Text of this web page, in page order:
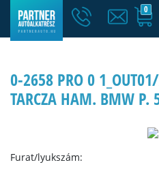
0
0-2658 PRO 0
TARCZA HAM. BMW P.
Furat/lyukszám: